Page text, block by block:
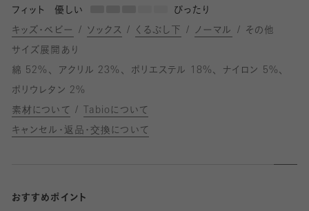
フィット
優しい
ぴったり
キッズ・ベビー
ソックス くるぶし下 ノーマル
その他
サイズ展開あり
綿 52%
アクリル 23% ポリエステル 18%
ナイロン 5%
ポリウレタン 2%
素材について
Tabioについて
キャンセル・返品・交換について
おすすめポイント